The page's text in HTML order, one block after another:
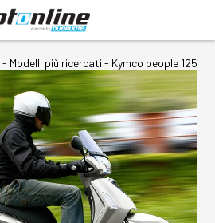
- Modelli più ricercati - Kymco people 125